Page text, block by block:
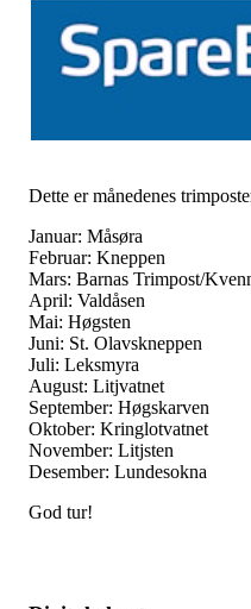
Dette er månedenes
Januar: Måsøra
Februar: Kneppen
Mars: Barnas Trimpost/
April: Valdåsen
Mai: Høgsten
Juni: St. Olavskneppen
Juli: Leksmyra
August: Litjvatnet
September: Høgskarven
Oktober: Kringlotvatnet
November: Litjsten
Desember: Lundesokna
God tur!